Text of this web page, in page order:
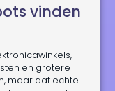
vinden
en grotere
maar dat echte